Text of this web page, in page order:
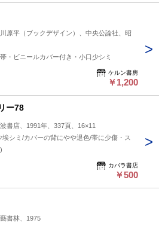
原平（ブックデザイン）、中央公論社、昭
・ビニールカバー付き・小口少シミ
ケルン書房
￥1,200
ー78
書店、1991年、337頁、16×11
シミ/カバーの背にやや退色/帯に少傷・ス
有)
カバラ書店
￥500
書林、1975